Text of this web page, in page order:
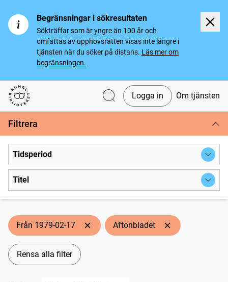
Begränsningar i sökresultaten
Sökträffar som är yngre än 100 år och
omfattas av upphovsrätten visas inte längre i
tjänsten när du söker på distans. Läs mer om
begränsningen.
Svenska tidningar
Logga in Om tjänsten
Filtrera
Tidsperiod
Titel
Från 1979-02-17 Aftonbladet
Rensa alla filter